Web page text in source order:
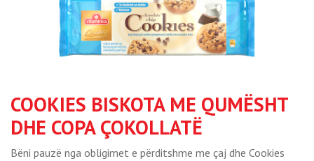
COOKIES BISKOTA ME QUMËSHT
DHE COPA ÇOKOLLATË
Bëni pauzë nga obligimet e përditshme me çaj dhe Cookies